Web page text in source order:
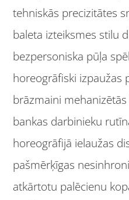
tehniskās precizitātes
baleta izteiksmes stilu
bezpersoniska pūļa
horeogrāfiski izpaužas
brāzmaini
bankas darbinieku
horeogrāfijā ielaužas
pašmērķīgas
atkārtotu palēcienu